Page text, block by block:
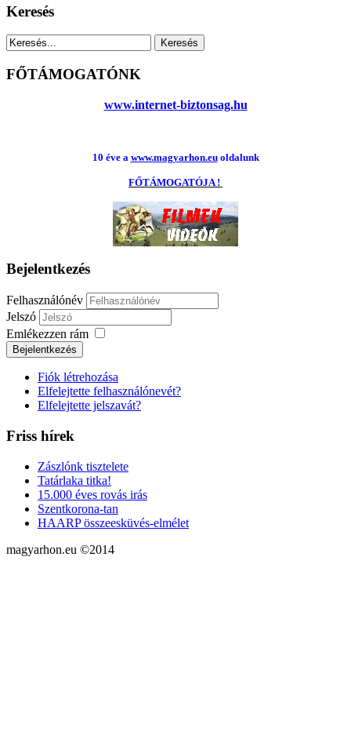
Keresés
FŐTÁMOGATÓNK
www.internet-biztonsag.hu
10 éve a www.magyarhon.euoldalunk
FŐTÁMOGATÓJA !
Bejelentkezés
Felhasználónév
Jelszó
Emlékezzen rám
Fiók létrehozása
Elfelejtette felhasználónevét?
Elfelejtette jelszavát?
Friss hírek
Zászlónk tisztelete
Tatárlaka titka!
15.000 éves rovás irás
Szentkorona-tan
HAARP összeesküvés-elmélet
magyarhon.eu ©2014